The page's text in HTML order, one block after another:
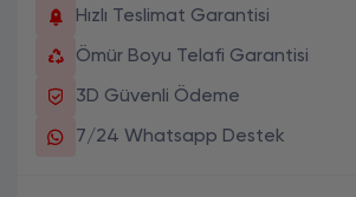
Hızlı Teslimat Garantisi
Ömür Boyu Telafi Garantisi
3D Güvenli Ödeme
7/24 Whatsapp Destek